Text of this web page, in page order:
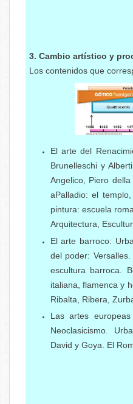
3. Cambio artístico y
Los contenidos que
El arte del
Brunelleschi y
Angelico, Piero
aPalladio: el
pintura: escuela
Arquitectura,
El arte barroco:
del poder:
escultura barroca.
italiana, flamenca y
Ribalta, Ribera,
Las artes
Neoclasicismo.
David y Goya. El